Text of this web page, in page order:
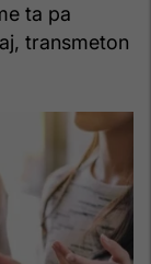
ta pa
transmeton